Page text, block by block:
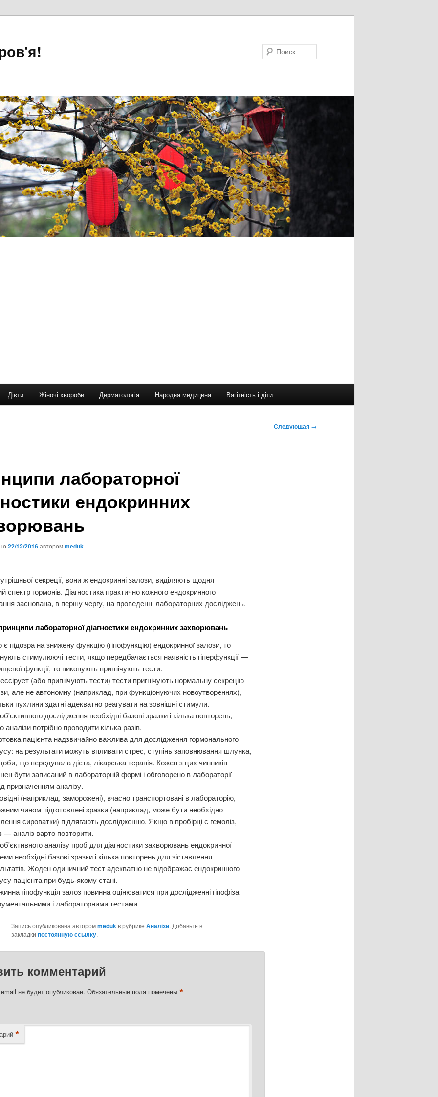
Дієти Жіночі хвороби Дерматологія Народна медицина Вагітність і діти
Следующая →
лабораторної
ендокринних
22/12/2016авторомmeduk
секреції, вони ж ендокринні залози, виділяють щодня
спектр гормонів. Діагностика практично кожного ендокринного
заснована, в першу чергу, на проведенні лабораторних досліджень.
лабораторної діагностики ендокринних захворювань
є підозра на знижену функцію (гіпофункцію) ендокринної залози, то
стимулюючі тести, якщо передбачається наявність гіперфункції —
функції, то виконують пригнічують тести.
(або пригнічують тести) тести пригнічують нормальну секрецію
але не автономну (наприклад, при функціонуючих новоутвореннях),
пухлини здатні адекватно реагувати на зовнішні стимули.
дослідження необхідні базові зразки і кілька повторень,
аналізи потрібно проводити кілька разів.
пацієнта надзвичайно важлива для дослідження гормонального
на результати можуть впливати стрес, ступінь заповнювання шлунка,
що передувала дієта, лікарська терапія. Кожен з цих чинників
бути записаний в лабораторній формі і обговорено в лабораторії
призначенням аналізу.
(наприклад, заморожені), вчасно транспортовані в лабораторію,
чином підготовлені зразки (наприклад, може бути необхідно
сироватки) підлягають дослідженню. Якщо в пробірці є гемоліз,
— аналіз варто повторити.
аналізу проб для діагностики захворювань ендокринної
необхідні базові зразки і кілька повторень для зіставлення
Жоден одиничний тест адекватно не відображає ендокринного
пацієнта при будь-якому стані.
гіпофункція залоз повинна оцінюватися при дослідженні гіпофіза
і лабораторними тестами.
Запись опубликована авторомmedukв рубрике Аналізи. Добавьте в
закладки постоянную ссылку.
комментарий
не будет опубликован. Обязательные поля помечены *
*